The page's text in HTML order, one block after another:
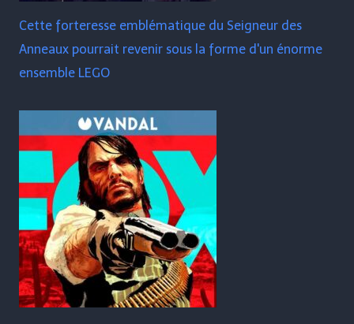
Cette forteresse emblématique du Seigneur des
Anneaux pourrait revenir sous la forme d'un énorme
ensemble LEGO